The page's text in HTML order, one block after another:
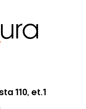
110, et.1